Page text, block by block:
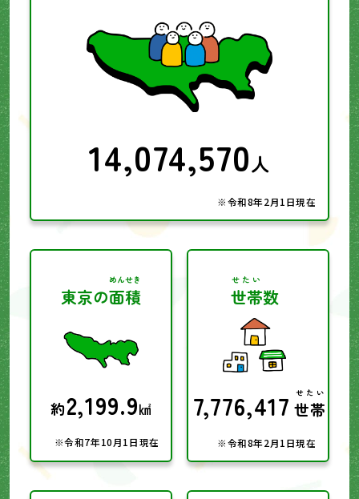
14,074,570人
※令和8年2月1日現在
東京の面積
めんせき
約2,199.9㎢
※令和7年10月1日現在
世帯
せたい
数
7,776,417 世帯
せたい
※令和8年2月1日現在